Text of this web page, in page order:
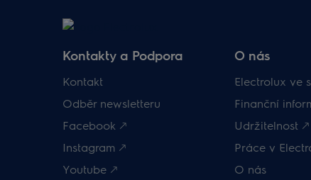
Kontakty a Podpora
Kontakt
Odběr newsletteru
Facebook 🡕
Instagram 🡕
Youtube 🡕
O nás
Electrolux ve
Finanční
Udržitelnost 🡕
Práce v
O nás